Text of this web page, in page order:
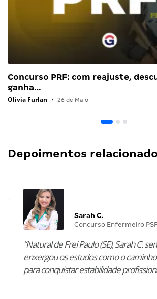
Concurso PRF: com reajuste,
ganha…
Olivia Furlan • 26 de Maio
Depoimentos
Sarah C.
Concurso Enfermeiro
“Natural de Frei Paulo (SE), Sarah C.
enxergou os estudos como o
para conquistar estabilidade